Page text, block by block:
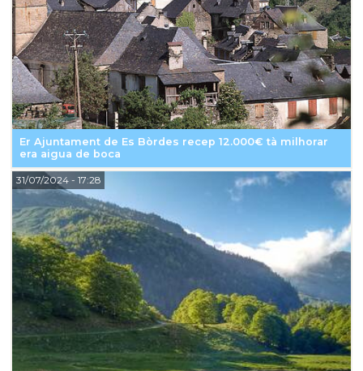
Er Ajuntament de Es Bòrdes recep 12.000€ tà milhorar
era aigua de boca
31/07/2024- 17:28